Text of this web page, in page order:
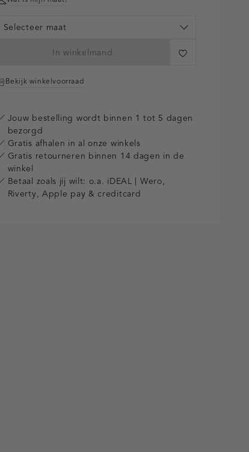
Selecteer maat
In winkelmand
Bekijk winkelvoorraad
Jouw bestelling wordt binnen 1 tot 5 dagen
bezorgd
Gratis afhalen in al onze winkels
Gratis retourneren binnen 14 dagen in de
winkel
Betaal zoals jij wilt: o.a. iDEAL | Wero,
Riverty, Apple pay & creditcard